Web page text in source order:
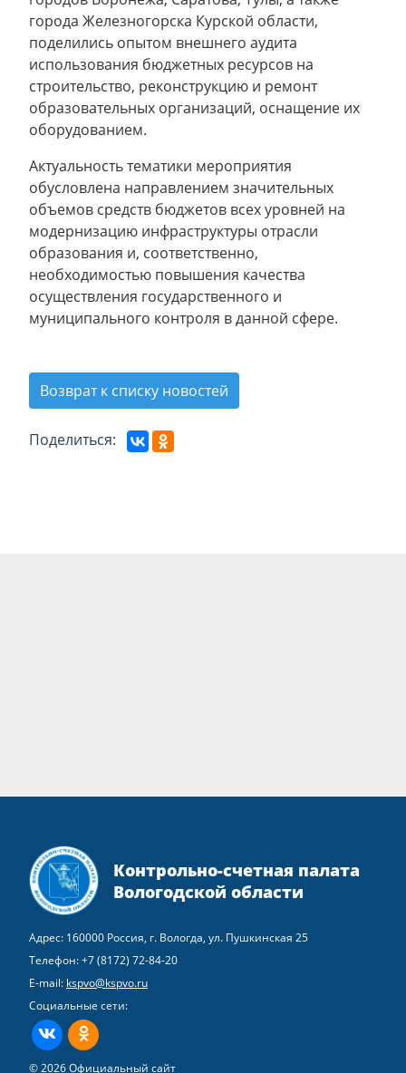
города Железногорска Курской области,
поделились опытом внешнего аудита
использования бюджетных ресурсов на
строительство, реконструкцию и ремонт
образовательных организаций, оснащение их
оборудованием.
Актуальность тематики мероприятия
обусловлена направлением значительных
объемов средств бюджетов всех уровней на
модернизацию инфраструктуры отрасли
образования и, соответственно,
необходимостью повышения качества
осуществления государственного и
муниципального контроля в данной сфере.
Возврат к списку новостей
Поделиться:
Контрольно-счетная палата
Вологодской области
Адрес: 160000 Россия, г. Вологда, ул. Пушкинская 25
Телефон:+7 (8172) 72-84-20
E-mail: kspvo@kspvo.ru
Социальные сети:
ВКонтактеОдноклассники
© 2026 Официальный сайт